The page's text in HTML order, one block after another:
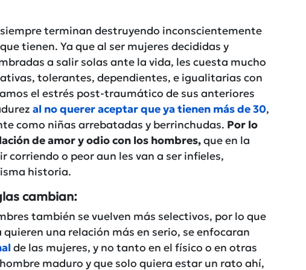
terminan destruyendo inconscientemente
tienen. Ya que al ser mujeres decididas y
a salir solas ante la vida, les cuesta mucho
tolerantes, dependientes, e igualitarias con
el estrés post-traumático de sus anteriores
al no querer aceptar que ya tienen más de 30,
como niñas arrebatadas y berrinchudas. Por lo
de amor y odio con los hombres,que en la
corriendo o peor aun les van a ser infieles,
historia.
cambian:
también se vuelven más selectivos, por lo que
quieren una relación más en serio, se enfocaran
de las mujeres, y no tanto en el físico o en otras
maduro y que solo quiera estar un rato ahí,